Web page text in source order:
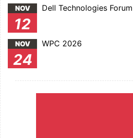
NOV
12
Dell Technologies
NOV
24
WPC 2026